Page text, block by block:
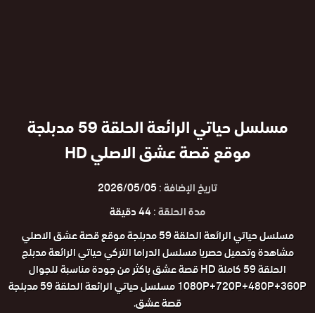
مسلسل حياتي الرائعة الحلقة 59 مدبلجة
موقع قصة عشق الاصلي HD
تاريخ الإضافة :2026/05/05
مدة الحلقة :44 دقيقة
مسلسل حياتي الرائعة الحلقة 59 مدبلجة موقع قصة عشق الاصلي
مشاهدة وتحميل حصريا مسلسل الدراما التركي حياتي الرائعة مدبلج
الحلقة 59 كاملة HD قصة عشق باكثر من جودة مناسبة للجوال
1080P+720P+480P+360P مسلسل حياتي الرائعة الحلقة 59 مدبلجة
قصة عشق.